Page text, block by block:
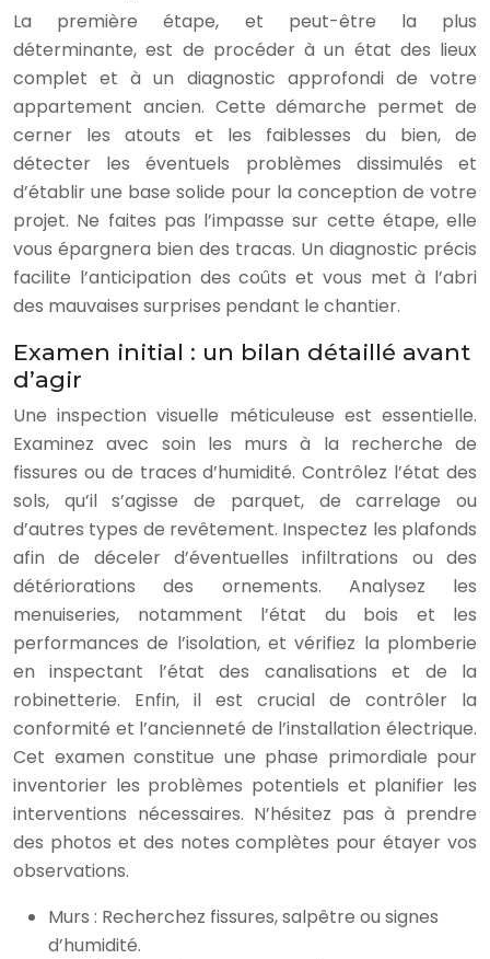
La première étape, et peut-être la plus
déterminante, est de procéder à un état des lieux
complet et à un diagnostic approfondi de votre
appartement ancien. Cette démarche permet de
cerner les atouts et les faiblesses du bien, de
détecter les éventuels problèmes dissimulés et
d’établir une base solide pour la conception de votre
projet. Ne faites pas l’impasse sur cette étape, elle
vous épargnera bien des tracas. Un diagnostic précis
facilite l’anticipation des coûts et vous met à l’abri
des mauvaises surprises pendant le chantier.
Examen initial : un bilan détaillé avant
d’agir
Une inspection visuelle méticuleuse est essentielle.
Examinez avec soin les murs à la recherche de
fissures ou de traces d’humidité. Contrôlez l’état des
sols, qu’il s’agisse de parquet, de carrelage ou
d’autres types de revêtement. Inspectez les plafonds
afin de déceler d’éventuelles infiltrations ou des
détériorations des ornements. Analysez les
menuiseries, notamment l’état du bois et les
performances de l’isolation, et vérifiez la plomberie
en inspectant l’état des canalisations et de la
robinetterie. Enfin, il est crucial de contrôler la
conformité et l’ancienneté de l’installation électrique.
Cet examen constitue une phase primordiale pour
inventorier les problèmes potentiels et planifier les
interventions nécessaires. N’hésitez pas à prendre
des photos et des notes complètes pour étayer vos
observations.
Murs : Recherchez fissures, salpêtre ou signes
d’humidité.